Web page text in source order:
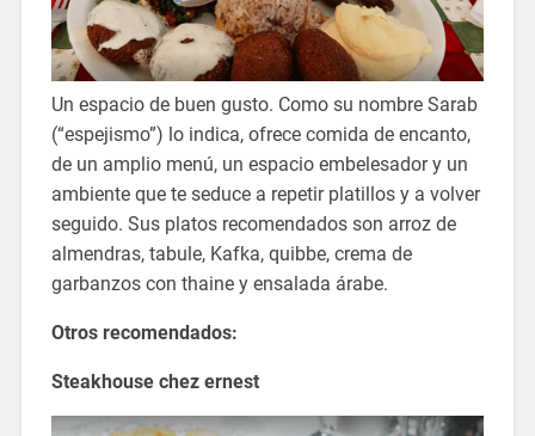
Un espacio de buen gusto. Como su nombre Sarab
(“espejismo”) lo indica, ofrece comida de encanto,
de un amplio menú, un espacio embelesador y un
ambiente que te seduce a repetir platillos y a volver
seguido. Sus platos recomendados son arroz de
almendras, tabule, Kafka, quibbe, crema de
garbanzos con thaine y ensalada árabe.
Otros recomendados:
Steakhouse chez ernest